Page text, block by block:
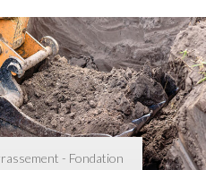
- Fondation